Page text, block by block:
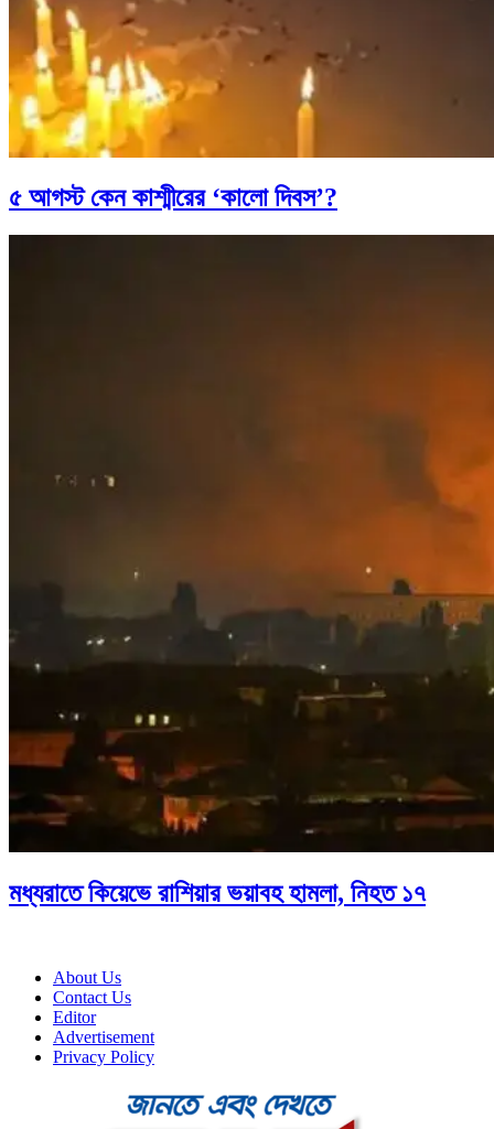
৫ আগস্ট কেন কাশ্মীরের ‘কালো দিবস’?
মধ্যরাতে কিয়েভে রাশিয়ার ভয়াবহ হামলা, নিহত ১৭
About Us
Contact Us
Editor
Advertisement
Privacy Policy